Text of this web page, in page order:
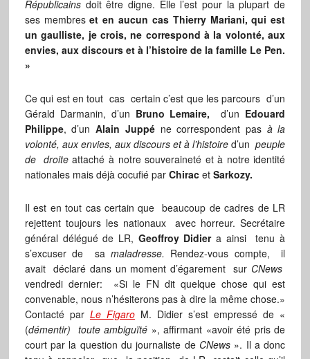
Républicainsdoit être digne. Elle l’est pour la plupart de
ses membreset en aucun cas Thierry Mariani, qui est
un gaulliste, je crois, ne correspond à la volonté, aux
envies, aux discours et à l’histoire de la famille Le Pen.
»
Ce qui est en tout cas certain c’est que les parcours d’un
Gérald Darmanin, d’un Bruno Lemaire, d’un Edouard
Philippe, d’unAlain Juppéne correspondent pas à la
volonté, aux envies, aux discours et à l’histoire d’unpeuple
de droiteattaché à notre souveraineté et à notre identité
nationales mais déjà cocufié par ChiracetSarkozy.
Il est en tout cas certain que beaucoup de cadres de LR
rejettent toujours les nationaux avec horreur. Secrétaire
général délégué de LR, Geoffroy Didiera ainsi tenu à
s’excuser de samaladresse. Rendez-vous compte, il
avait déclaré dans un moment d’égarement sur CNews
vendredi dernier: «Si le FN dit quelque chose qui est
convenable, nous n’hésiterons pas à dire la même chose.»
Contacté par Le FigaroM. Didier s’est empressé de «
(démentir) toute ambiguïté », affirmant «avoir été pris de
court par la question du journaliste de CNews ». Il a donc